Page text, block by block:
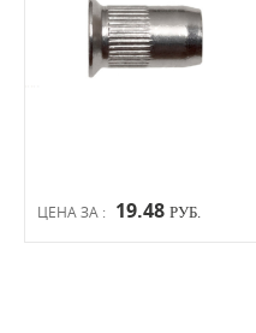
ЦЕНА ЗА : 19.48 РУБ.